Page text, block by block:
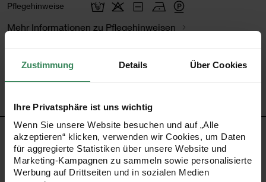
Zustimmung Details Über Cookies
Ihre Privatsphäre ist uns wichtig
Wenn Sie unsere Website besuchen und auf „Alle
akzeptieren“ klicken, verwenden wir Cookies, um Daten
für aggregierte Statistiken über unsere Website und
Marketing-Kampagnen zu sammeln sowie personalisierte
Werbung auf Drittseiten und in sozialen Medien
Pflegehinweise
Mehr Informationen zu Pflegehinweisen
Artikel-Nr. 383218.004
Bestell-Nr. 3075708
PRODUKTBESCHREIBUNG
Ansprechende Strickstücke mit fröhlichen Streifen